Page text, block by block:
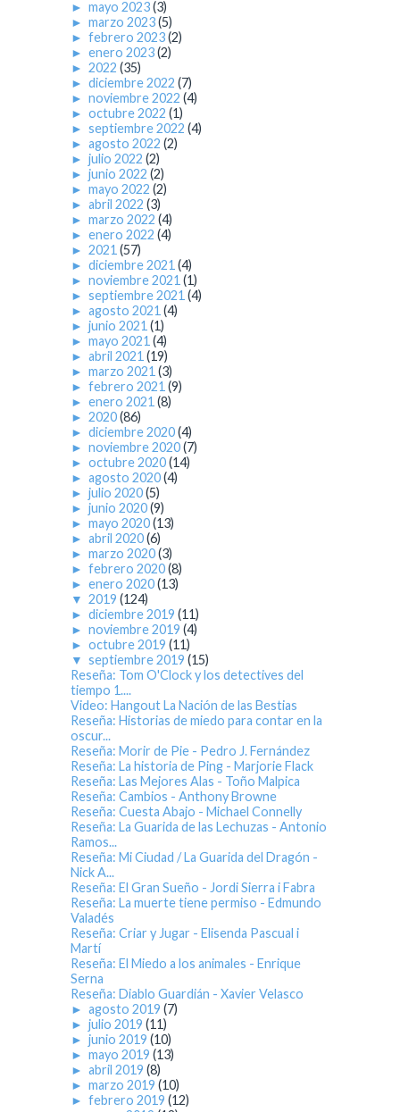
► mayo 2023(3)
► marzo 2023(5)
► febrero 2023(2)
► enero 2023(2)
► 2022 (35)
► diciembre 2022 (7)
► noviembre 2022 (4)
► octubre 2022 (1)
► septiembre 2022 (4)
► agosto 2022 (2)
► julio 2022 (2)
► junio 2022 (2)
► mayo 2022 (2)
► abril 2022 (3)
► marzo 2022 (4)
► enero 2022 (4)
► 2021 (57)
► diciembre 2021 (4)
► noviembre 2021 (1)
► septiembre 2021 (4)
► agosto 2021 (4)
► junio 2021 (1)
► mayo 2021 (4)
► abril 2021 (19)
► marzo 2021 (3)
► febrero 2021 (9)
► enero 2021 (8)
► 2020(86)
► diciembre 2020(4)
► noviembre 2020(7)
► octubre 2020(14)
► agosto 2020(4)
► julio 2020(5)
► junio 2020(9)
► mayo 2020(13)
► abril 2020(6)
► marzo 2020(3)
► febrero 2020(8)
► enero 2020(13)
▼ 2019 (124)
► diciembre 2019 (11)
► noviembre 2019 (4)
► octubre 2019 (11)
▼ septiembre 2019 (15)
Reseña: Tom O'Clock y los detectives del
tiempo 1....
Video: Hangout La Nación de las Bestias
Reseña: Historias de miedo para contar en la
oscur...
Reseña: Morir de Pie - Pedro J. Fernández
Reseña: La historia de Ping - Marjorie Flack
Reseña: Las Mejores Alas - Toño Malpica
Reseña: Cambios - Anthony Browne
Reseña: Cuesta Abajo - Michael Connelly
Reseña: La Guarida de las Lechuzas - Antonio
Ramos...
Reseña: Mi Ciudad / La Guarida del Dragón -
Nick A...
Reseña: El Gran Sueño - Jordi Sierra i Fabra
Reseña: La muerte tiene permiso - Edmundo
Valadés
Reseña: Criar y Jugar - Elisenda Pascual i
Martí
Reseña: El Miedo a los animales - Enrique
Serna
Reseña: Diablo Guardián - Xavier Velasco
► agosto 2019 (7)
► julio 2019 (11)
► junio 2019 (10)
► mayo 2019 (13)
► abril 2019 (8)
► marzo 2019 (10)
► febrero 2019 (12)